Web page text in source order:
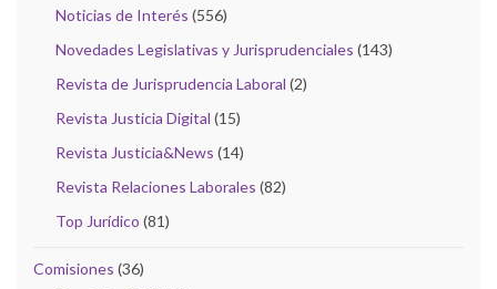
Noticias de Interés (556)
Novedades Legislativas y Jurisprudenciales (143)
Revista de Jurisprudencia Laboral (2)
Revista Justicia Digital (15)
Revista Justicia&News (14)
Revista Relaciones Laborales (82)
Top Jurídico (81)
Comisiones (36)